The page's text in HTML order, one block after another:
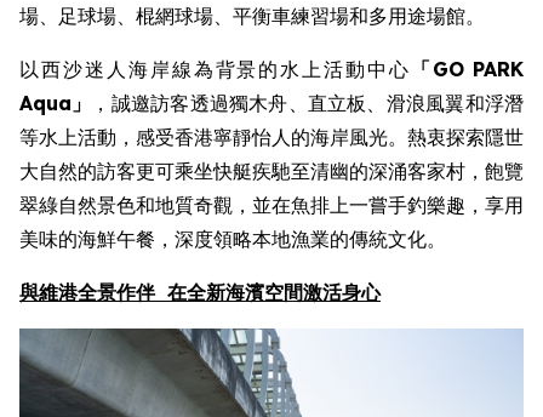
場、足球場、棍網球場、平衡車練習場和多用途場館。
以西沙迷人海岸線為背景的水上活動中心 「 GO PARK
Aqua 」
，誠邀訪客透過獨木舟、直立板、滑浪風翼和浮潛
等水上活動，感受香港寧靜怡人的海岸風光。熱衷探索隱世
大自然的訪客更可乘坐快艇疾馳至清幽的深涌客家村，飽覽
翠綠自然景色和地質奇觀，並在魚排上一嘗手釣樂趣，享用
美味的海鮮午餐，深度領略本地漁業的傳統文化。
與維港全景作伴 在全新海濱空間激活身心